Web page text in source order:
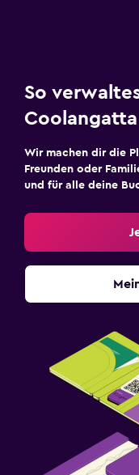
So
Wir machen dir die
Freunden oder
und für alle deine